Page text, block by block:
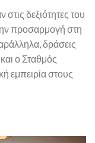
δεξιότητες του
προσαρμογή στη
δράσεις
ο Σταθμός
εμπειρία στους